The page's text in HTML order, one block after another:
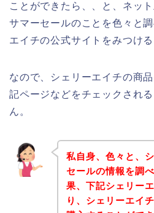
ことができたら、、と、ネッ
サマーセールのことを色々と
エイチの公式サイトをみつけ
なので、シェリーエイチの商
記ページなどをチェックされ
ん。
私自身、色々と、
セールの情報を調
果、下記シェリー
り、シェリーエイ